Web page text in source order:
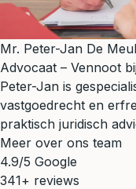
Mr. Peter-Jan De
Advocaat – Vennoot
Peter-Jan is
vastgoedrecht en
praktisch juridisch
Meer over ons team
4.9/5 Google
341+ reviews